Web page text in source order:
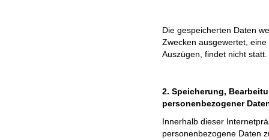
Die gespeicherten Daten
Zwecken ausgewertet,
Auszügen, findet nicht statt.
2. Speicherung,
personenbezogener
Innerhalb dieser
personenbezogene Daten